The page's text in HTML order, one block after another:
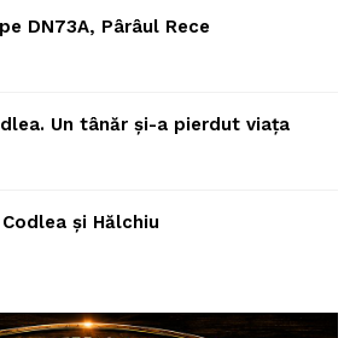
DN73A, Pârâul Rece
Un tânăr și-a pierdut viața
și Hălchiu